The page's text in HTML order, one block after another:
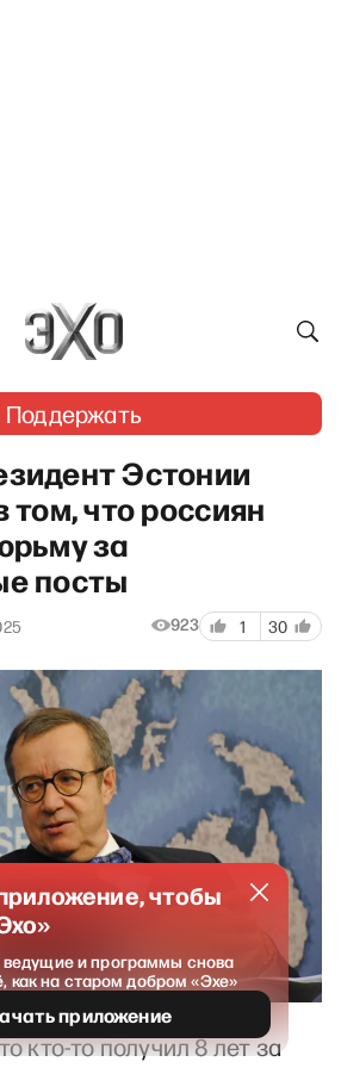
Поддержать
Эстонии
том, что россиян
за
посты
923 1 30
кто-то получил 8 лет за
чтобы
и программы снова
как на старом добром «Эхе»
приложение